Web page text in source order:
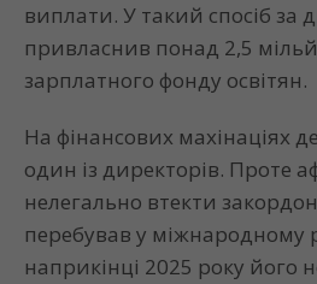
виплати. У такий спосіб за
привласнив понад 2,5
зарплатного фонду освітян.
На фінансових махінаціях
один із директорів. Проте
нелегально втекти
перебував у міжнародному
наприкінці 2025 року його